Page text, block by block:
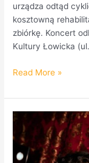
urządza odtąd
kosztowną
zbiórkę. Koncert
Kultury Łowicka
Read More »
Hydrozagadce.
27